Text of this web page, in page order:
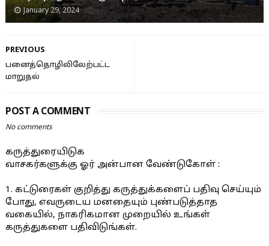
January 29, 2024
PREVIOUS
பனைத்தொழிலிலேற்பட்ட
மாறுதல்
POST A COMMENT
No comments
கருத்துரையிடுக
வாசகர்களுக்கு ஓர் அன்பான வேண்டுகோள் :
1. கட்டுரைகள் குறித்து கருத்துக்களைப் பதிவு செய்யும்
போது, எவருடைய மனதையும் புண்படுத்தாத
வகையில், நாகரிகமான முறையில் உங்கள்
கருத்துகளை பதிவிடுங்கள்.